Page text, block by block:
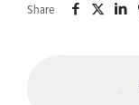
Share